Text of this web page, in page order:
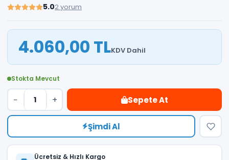
5.02 yorum
4.060,00 TLKDV Dahil
Stokta Mevcut
− + Sepete At
Şimdi Al
Ücretsiz & Hızlı Kargo